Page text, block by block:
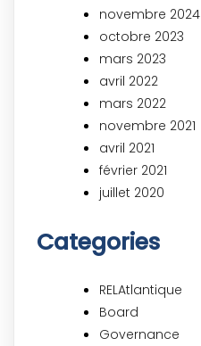
novembre 2024
octobre 2023
mars 2023
avril 2022
mars 2022
novembre 2021
avril 2021
février 2021
juillet 2020
Categories
RELAtlantique
Board
Governance